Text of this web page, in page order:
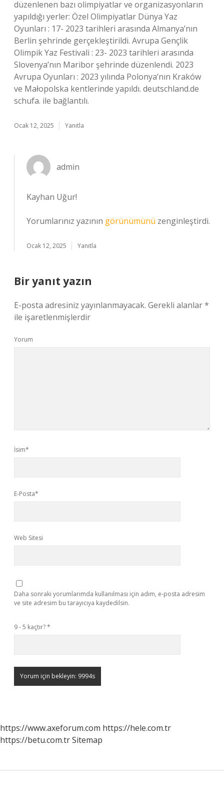
düzenlenen bazı olimpiyatlar ve organizasyonların
yapıldığı yerler: Özel Olimpiyatlar Dünya Yaz
Oyunları : 17- 2023 tarihleri arasında Almanya’nın
Berlin şehrinde gerçekleştirildi. Avrupa Gençlik
Olimpik Yaz Festivali : 23- 2023 tarihleri arasında
Slovenya’nın Maribor şehrinde düzenlendi. 2023
Avrupa Oyunları : 2023 yılında Polonya’nın Kraków
ve Małopolska kentlerinde yapıldı. deutschland.de
schufa. ile bağlantılı.
Ocak 12, 2025 Yanıtla
admin
Kayhan Uğur!
Yorumlarınız yazının görünümünü zenginleştirdi.
Ocak 12, 2025 Yanıtla
Bir yanıt yazın
E-posta adresiniz yayınlanmayacak. Gerekli alanlar*
ile işaretlenmişlerdir
Yorum
İsim*
E-Posta*
Web Sitesi
Daha sonraki yorumlarımda kullanılması için adım, e-posta adresim
ve site adresim bu tarayıcıya kaydedilsin.
9 - 5 kaçtır?*
https://www.axeforum.com https://hele.com.tr
https://betu.com.trSitemap